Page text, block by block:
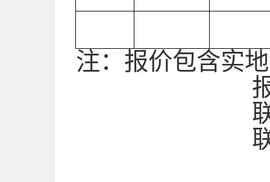
注：报价包含实